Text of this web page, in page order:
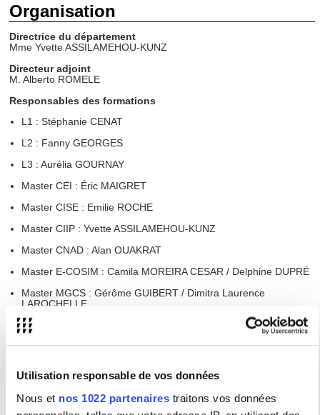
Utilisation responsable de vos données
Nous et nos 1022 partenaires traitons vos données
Organisation
Directrice du département
Mme Yvette ASSILAMEHOU-KUNZ
Directeur adjoint
M. Alberto ROMELE
Responsables des formations
L1 : Stéphanie CENAT
L2 : Fanny GEORGES
L3 : Aurélia GOURNAY
Master CEI : Éric MAIGRET
Master CISE : Emilie ROCHE
Master CIIP : Yvette ASSILAMEHOU-KUNZ
Master CNAD : Alan OUAKRAT
Master E-COSIM : Camila MOREIRA CESAR / Delphine DUPRÉ
Master MGCS : Gérôme GUIBERT / Dimitra Laurence
LAROCHELLE
Master JC : Sophie DUBEC / Clément COMBES
Autres responsabilités
CASTELLANI
Coordinatrice Erasmus : Yasmine MARCIL